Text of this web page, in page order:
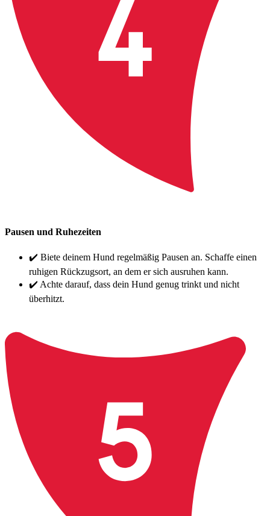
Pausen und Ruhezeiten
✔️ Biete deinem Hund regelmäßig Pausen an. Schaffe einen
ruhigen Rückzugsort, an dem er sich ausruhen kann.
✔️ Achte darauf, dass dein Hund genug trinkt und nicht
überhitzt.